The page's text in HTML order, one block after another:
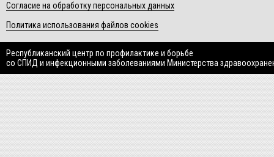
Согласие на обработку персональных данных
Политика использования файлов cookies
Республиканский центр по профилактике и борьбе
со СПИД и инфекционными заболеваниями Министерства